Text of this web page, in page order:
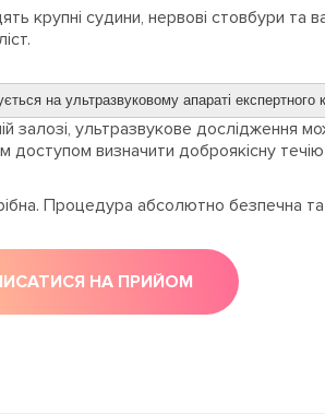
крупні судини, нервові стовбури та
на ультразвуковому апараті експертного
залозі, ультразвукове дослідження
визначити доброякісну
Процедура абсолютно безпечна та
НА ПРИЙОМ